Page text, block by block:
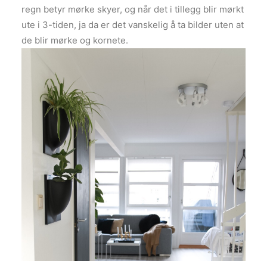
regn betyr mørke skyer, og når det i tillegg blir mørkt
ute i 3-tiden, ja da er det vanskelig å ta bilder uten at
de blir mørke og kornete.